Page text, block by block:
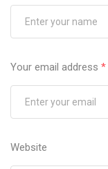
Your email address *
Website